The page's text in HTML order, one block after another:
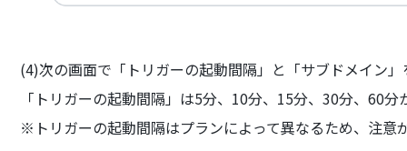
(4)次の画面で「トリガーの起動間隔」と「サブドメイン
「トリガーの起動間隔」は5分、10分、15分、30分、60
※トリガーの起動間隔はプランによって異なるため、注意